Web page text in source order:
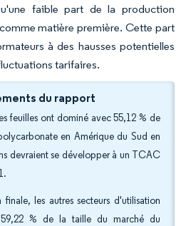
faible part de la production
matière première. Cette part
à des hausses potentielles
tarifaires.
du rapport
feuilles ont dominé avec 55,12 % de
en Amérique du Sud en
devraient se développer à un TCAC
finale, les autres secteurs d'utilisation
% de la taille du marché du